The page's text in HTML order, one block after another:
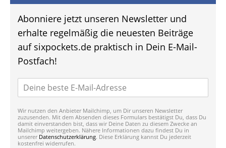
Abonniere jetzt unseren Newsletter und
erhalte regelmäßig die neuesten Beiträge
auf sixpockets.de praktisch in Dein E-Mail-
Postfach!
Wir nutzen den Anbieter Mailchimp, um Dir unseren Newsletter
zuzusenden. Mit dem Absenden dieses Formulars bestätigst Du, dass Du
damit einverstanden bist, dass wir Deine Daten zu diesem Zwecke an
Mailchimp weitergeben. Nähere Informationen dazu findest Du in
unserer Datenschutzerklärung. Diese Erklärung kannst Du jederzeit
kostenfrei widerrufen.